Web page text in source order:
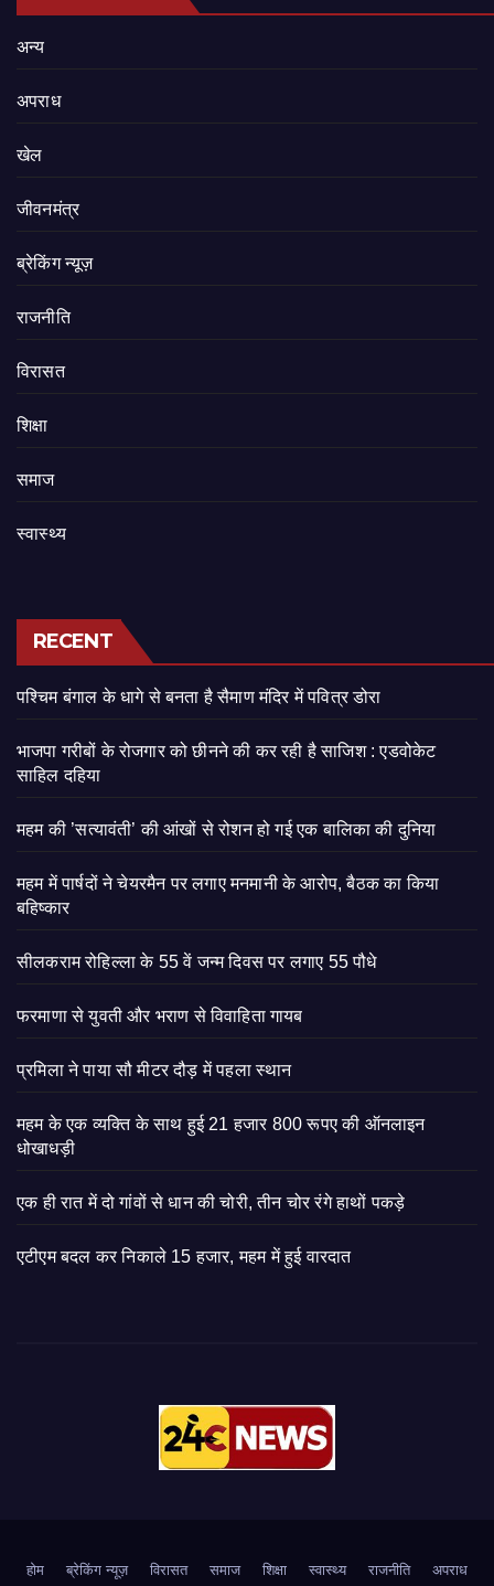
अन्य
अपराध
खेल
जीवनमंत्र
ब्रेकिंग न्यूज़
राजनीति
‍‍विरासत
शिक्षा
समाज
स्वास्थ्य
RECENT
पश्चिम बंगाल के धागे से बनता है सैमाण मंदिर में पवित्र डोरा
भाजपा गरीबों के रोजगार को छीनने की कर रही है साजिश : एडवोकेट
साहिल दहिया
महम की ’सत्यावंती’ की आंखों से रोशन हो गई एक बालिका की दुनिया
महम में पार्षदों ने चेयरमैन पर लगाए मनमानी के आरोप, बैठक का किया
बहिष्कार
सीलकराम रोहिल्ला के 55 वें जन्म दिवस पर लगाए 55 पौधे
फरमाणा से युवती और भराण से विवाहिता गायब
प्रमिला ने पाया सौ मीटर दौड़ में पहला स्थान
महम के एक व्यक्ति के साथ हुई 21 हजार 800 रूपए की ऑनलाइन
धोखाधड़ी
एक ही रात में दो गांवों से धान की चोरी, तीन चोर रंगे हाथों पकड़े
एटीएम बदल कर निकाले 15 हजार, महम में हुई वारदात
होम ब्रेकिंग न्यूज़ ‍‍विरासत समाज शिक्षा स्वास्थ्य राजनीति अपराध